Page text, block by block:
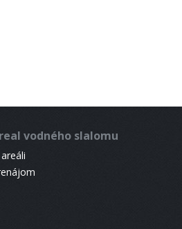
vodného slalomu